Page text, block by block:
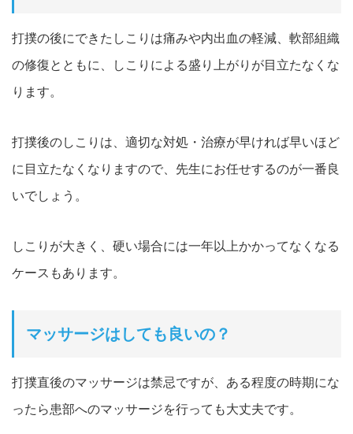
打撲の後にできたしこりは痛みや内出血の軽減、軟部組織
の修復とともに、しこりによる盛り上がりが目立たなくな
ります。
打撲後のしこりは、適切な対処・治療が早ければ早いほど
に目立たなくなりますので、先生にお任せするのが一番良
いでしょう。
しこりが大きく、硬い場合には一年以上かかってなくなる
ケースもあります。
マッサージはしても良いの？
打撲直後のマッサージは禁忌ですが、ある程度の時期にな
ったら患部へのマッサージを行っても大丈夫です。